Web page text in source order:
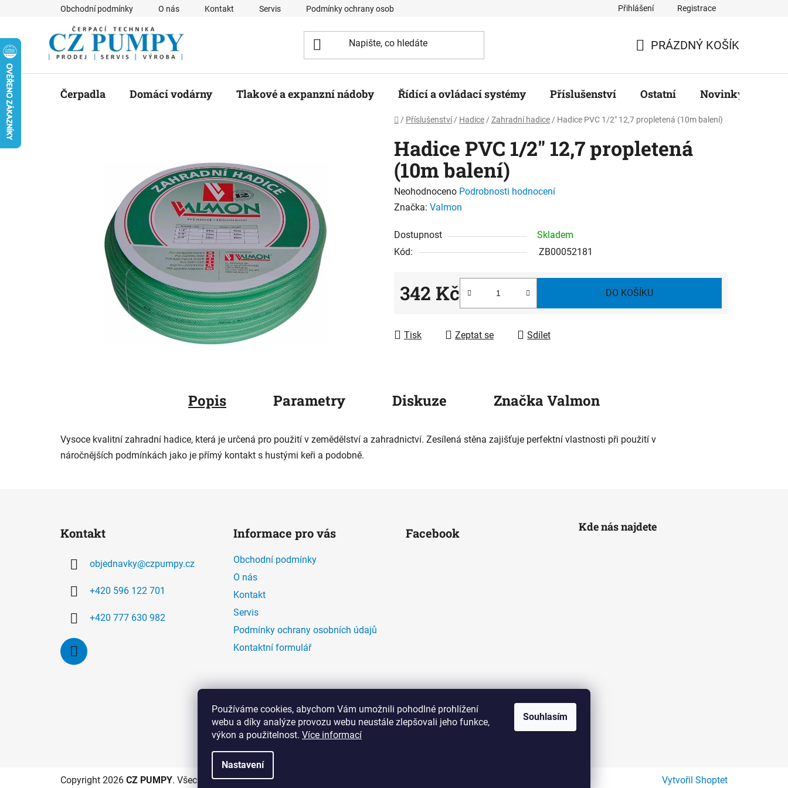
Používáme cookies, abychom Vám umožnili pohodlné prohlížení
webu a díky analýze provozu webu neustále zlepšovali jeho funkce,
výkon a použitelnost. Více informací
Nastavení
Souhlasím
Obchodní podmínky O nás Kontakt Servis Podmínky ochrany osobních údajů Přihlášení Registrace
KOŠÍK
PRÁZDNÝ KOŠÍK
Čerpadla Domácí vodárny Tlakové a expanzní nádoby Řídící a ovládací systémy Příslušenství Ostatní Novinky
Domů
/ Příslušenství / Hadice / Zahradní hadice / Hadice PVC 1/2" 12,7 propletená (10m balení)
Hadice PVC 1/2" 12,7 propletená
(10m balení)
Průměrné
hodnocení
je
0,0
hvězdiček.
Neohodnoceno Podrobnosti hodnocení
Značka: Valmon
Dostupnost
Skladem
Kód:
ZB00052181
342 Kč DO KOŠÍKU
Tisk Zeptat se Sdílet
Popis Parametry Diskuze Značka Valmon
Vysoce kvalitní zahradní hadice, která je určená pro použití v zemědělství a zahradnictví. Zesílená stěna zajišťuje perfektní vlastnosti při použití v
náročnějších podmínkách jako je přímý kontakt s hustými keři a podobně.
Kontakt
objednavky@czpumpy.cz
+420 596 122 701
+420 777 630 982
Informace pro vás
Obchodní podmínky
O nás
Kontakt
Servis
Podmínky ochrany osobních údajů
Kontaktní formulář
Facebook Kde nás najdete
Vytvořil Shoptet
Copyright 2026 CZ PUMPY. Všechna práva vyhrazena.